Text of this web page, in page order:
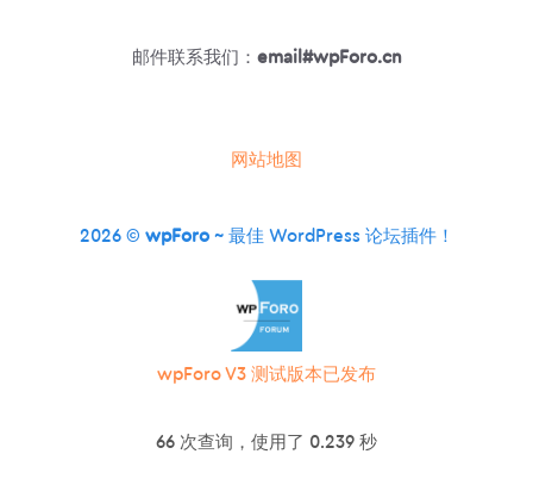
邮件联系我们： email#wpForo.cn
网站地图
2026 © wpForo~ 最佳 WordPress 论坛插件！
wpForo V3 测试版本已发布
66 次查询，使用了 0.239 秒